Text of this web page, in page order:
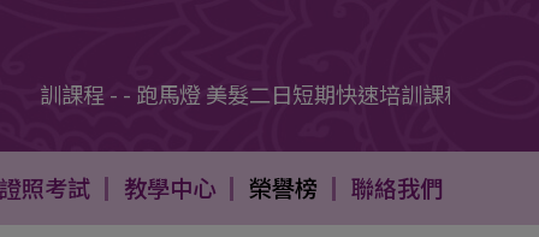
訓課程 - - 跑馬燈 美髮二日短期快速培訓課程 - - 跑馬
證照考試 教學中心 榮譽榜 聯絡我們